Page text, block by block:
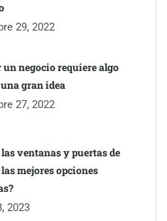
equivalencia
29, 2022
un negocio requiere algo
gran idea
27, 2022
las ventanas y puertas de
mejores opciones
2023